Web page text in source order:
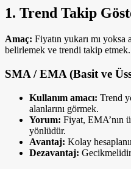
1. Trend Takip
Amaç: Fiyatın yukarı mı yoksa
belirlemek ve trendi takip etmek.
SMA / EMA (Basit ve
Kullanım amacı: Trend
alanlarını görmek.
Yorum: Fiyat, EMA’nın
yönlüdür.
Avantaj: Kolay
Dezavantaj: